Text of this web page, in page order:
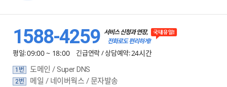
1588-4259 서비스 신청과 연장,
전화로도 편리하게!
평일:09:00 ~ 18:00 긴급연락 / 상담예약:24시간
1번 도메인 / Super DNS
2번 메일 / 네이버웍스 / 문자발송